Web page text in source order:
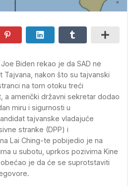
Biden rekao je da SAD ne
Tajvana, nakon što su tajvanski
na tom otoku treći
a američki državni sekretar dodao
miru i sigurnosti u
tajvanske vladajuće
stranke (DPP) i
Lai Ching-te pobijedio je na
u subotu, uprkos pozivima Kine
je da će se suprotstaviti